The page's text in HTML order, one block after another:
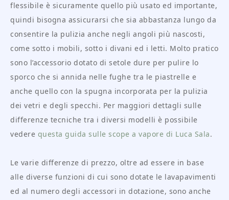
flessibile è sicuramente quello più usato ed importante,
quindi bisogna assicurarsi che sia abbastanza lungo da
consentire la pulizia anche negli angoli più nascosti,
come sotto i mobili, sotto i divani ed i letti. Molto pratico
sono l’accessorio dotato di setole dure per pulire lo
sporco che si annida nelle fughe tra le piastrelle e
anche quello con la spugna incorporata per la pulizia
dei vetri e degli specchi. Per maggiori dettagli sulle
differenze tecniche tra i diversi modelli è possibile
vedere questa guida sulle scope a vapore di Luca Sala.
Le varie differenze di prezzo, oltre ad essere in base
alle diverse funzioni di cui sono dotate le lavapavimenti
ed al numero degli accessori in dotazione, sono anche